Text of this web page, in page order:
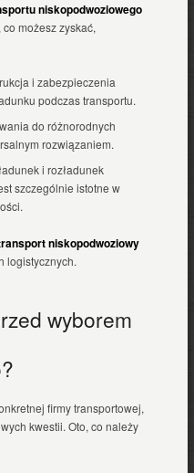
niskopodwoziowego
możesz zyskać,
i zabezpieczenia
podczas transportu.
do różnorodnych
rozwiązaniem.
i rozładunek
szczególnie istotne w
niskopodwoziowy
logistycznych.
wyborem
firmy transportowej,
kwestii. Oto, co należy